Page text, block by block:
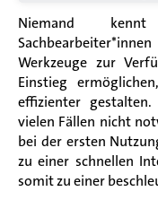
Niemand
Werkzeuge zur
Einstieg
effizienter
vielen Fällen nicht
bei der ersten
zu einer schnellen
somit zu einer